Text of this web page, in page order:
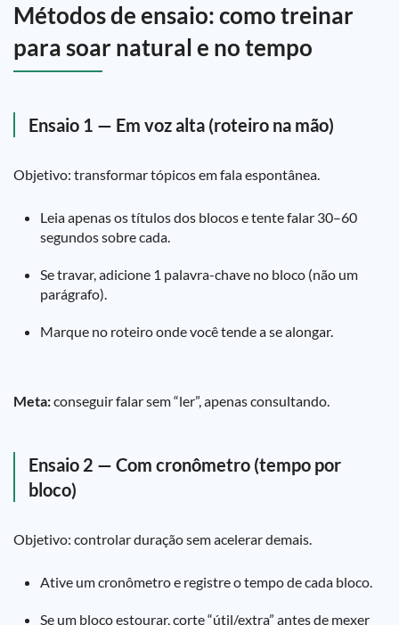
Métodos de ensaio: como treinar
para soar natural e no tempo
Ensaio 1 — Em voz alta (roteiro na mão)
Objetivo: transformar tópicos em fala espontânea.
Leia apenas os títulos dos blocos e tente falar 30–60
segundos sobre cada.
Se travar, adicione 1 palavra-chave no bloco (não um
parágrafo).
Marque no roteiro onde você tende a se alongar.
Meta:conseguir falar sem “ler”, apenas consultando.
Ensaio 2 — Com cronômetro (tempo por
bloco)
Objetivo: controlar duração sem acelerar demais.
Ative um cronômetro e registre o tempo de cada bloco.
Se um bloco estourar, corte “útil/extra” antes de mexer